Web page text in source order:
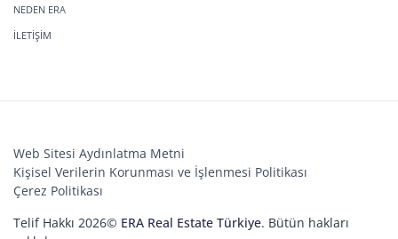
NEDEN ERA
İLETİŞİM
Web Sitesi Aydınlatma Metni
Kişisel Verilerin Korunması ve İşlenmesi Politikası
Çerez Politikası
Telif Hakkı 2026© ERA Real Estate Türkiye. Bütün hakları